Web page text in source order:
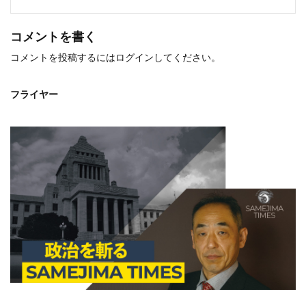
コメントを書く
コメントを投稿するにはログイン してください。
フライヤー